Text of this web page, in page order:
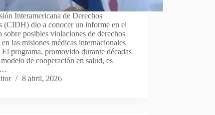
Interamericana de Derechos
(CIDH) dio a conocer un informe en el
sobre posibles violaciones de derechos
en las misiones médicas internacionales
El programa, promovido durante décadas
de cooperación en salud, es
8 abril, 2026